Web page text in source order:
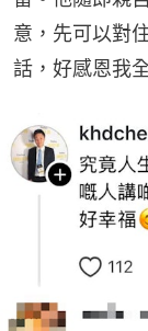
意，先可以對
話，好感恩我